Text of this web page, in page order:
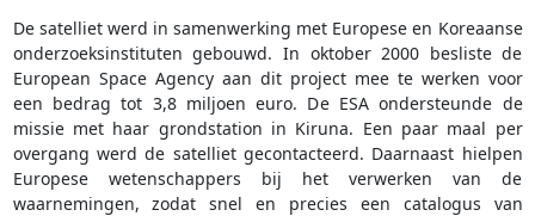
De satelliet werd in samenwerking met Europese en Koreaanse
onderzoeksinstituten gebouwd. In oktober 2000 besliste de
European Space Agency aan dit project mee te werken voor
een bedrag tot 3,8 miljoen euro. De ESA ondersteunde de
missie met haar grondstation in Kiruna. Een paar maal per
overgang werd de satelliet gecontacteerd. Daarnaast hielpen
Europese wetenschappers bij het verwerken van de
waarnemingen, zodat snel en precies een catalogus van